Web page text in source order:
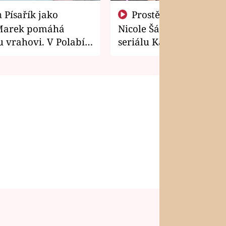
pomáhá
vrahovi. V Polabí
Nicole Šáchová získala
seriálu Kamarádi